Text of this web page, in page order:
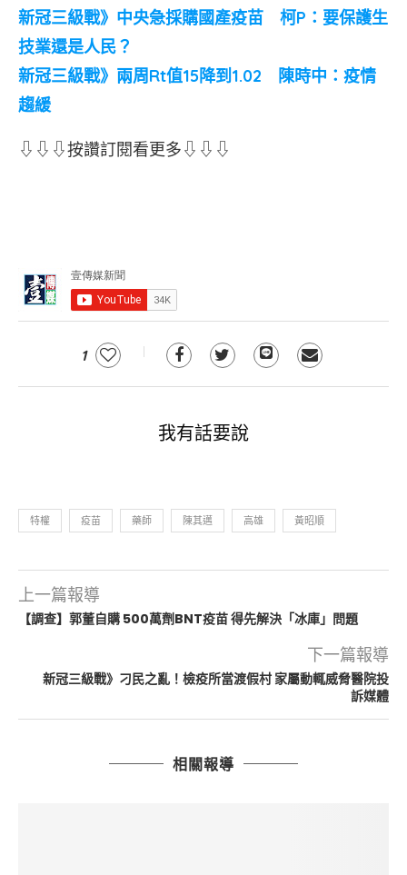
新冠三級戰》中央急採購國產疫苗 柯P：要保護生
技業還是人民？
新冠三級戰》兩周Rt值15降到1.02 陳時中：疫情
趨緩
⇩⇩⇩按讚訂閱看更多⇩⇩⇩
1
我有話要說
特權 疫苗 藥師 陳其邁 高雄 黃昭順
上一篇報導
【調查】郭董自購 500萬劑BNT疫苗 得先解決「冰庫」問題
下一篇報導
新冠三級戰》刁民之亂！檢疫所當渡假村 家屬動輒威脅醫院投
訴媒體
相關報導